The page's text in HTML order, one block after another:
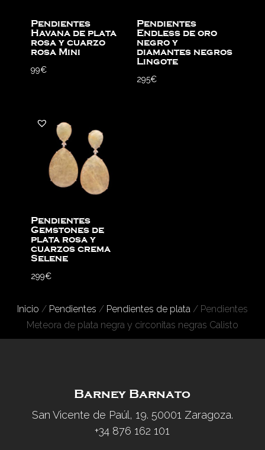
Pendientes
Havana de plata
rosa y cuarzo
rosa Mini
99€
Pendientes
Endless de oro
negro y
diamantes negros
Lingote
295€
Pendientes
Gemstones de
plata rosa y
cuarzos crema
Selene
299€
Inicio / Pendientes / Pendientes de plata / Pendientes
Meteora de plata negra y circonitas negras Calisto
Barney Barnato
San Vicente de Paúl, 19. 50001 Zaragoza.
+34 876 162 101